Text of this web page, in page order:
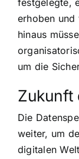
festgelegte,
erhoben
hinaus
um die
Zukunft
Die
weiter, um
digitalen